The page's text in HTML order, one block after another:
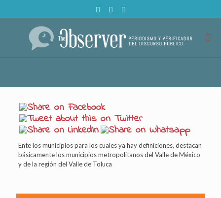
Ente los municipios para los cuales ya hay definiciones, destacan
básicamente los municipios metropolitanos del Valle de México
y de la región del Valle de Toluca